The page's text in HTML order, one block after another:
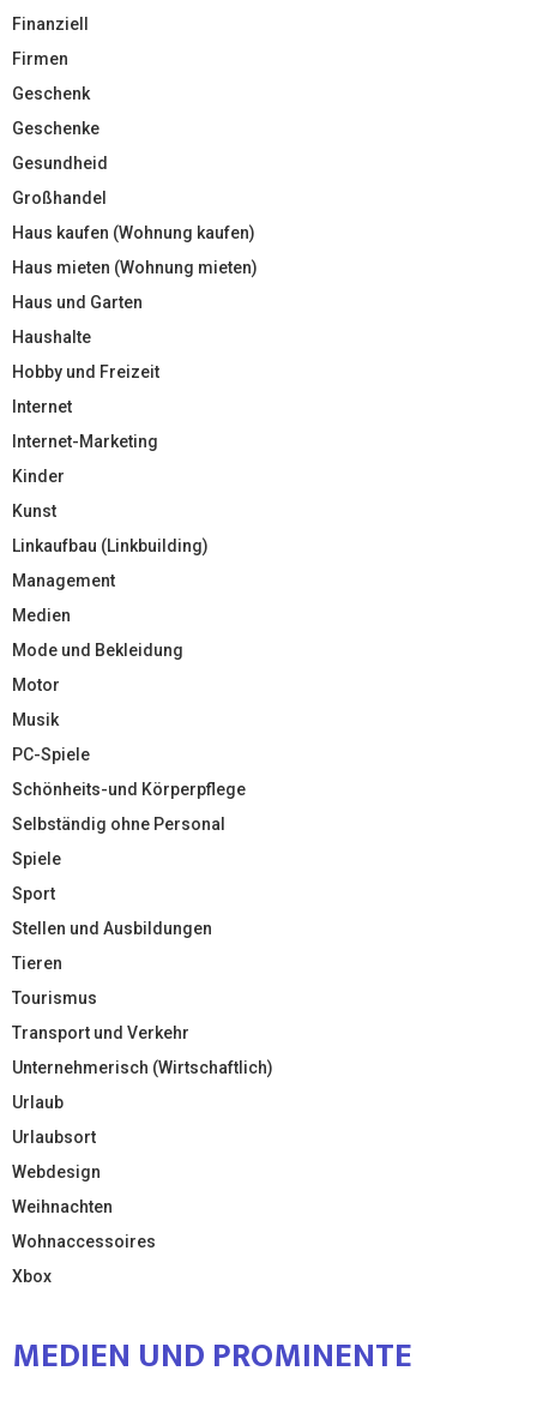
Finanziell
Firmen
Geschenk
Geschenke
Gesundheid
Großhandel
Haus kaufen (Wohnung kaufen)
Haus mieten (Wohnung mieten)
Haus und Garten
Haushalte
Hobby und Freizeit
Internet
Internet-Marketing
Kinder
Kunst
Linkaufbau (Linkbuilding)
Management
Medien
Mode und Bekleidung
Motor
Musik
PC-Spiele
Schönheits-und Körperpflege
Selbständig ohne Personal
Spiele
Sport
Stellen und Ausbildungen
Tieren
Tourismus
Transport und Verkehr
Unternehmerisch (Wirtschaftlich)
Urlaub
Urlaubsort
Webdesign
Weihnachten
Wohnaccessoires
Xbox
MEDIEN UND PROMINENTE